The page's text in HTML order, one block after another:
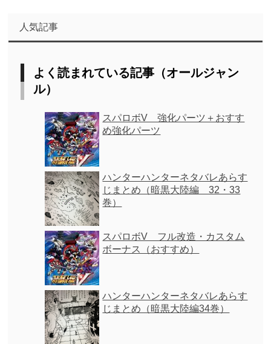
人気記事
よく読まれている記事（オールジャン
ル）
スパロボV 強化パーツ＋おすす
め強化パーツ
ハンターハンターネタバレあらす
じまとめ（暗黒大陸編 32・33
巻）
スパロボV フル改造・カスタム
ボーナス（おすすめ）
ハンターハンターネタバレあらす
じまとめ（暗黒大陸編34巻）